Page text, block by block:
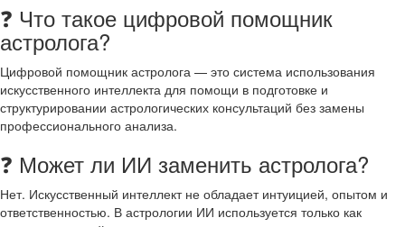
❓ Что такое цифровой помощник
астролога?
Цифровой помощник астролога — это система использования
искусственного интеллекта для помощи в подготовке и
структурировании астрологических консультаций без замены
профессионального анализа.
❓ Может ли ИИ заменить астролога?
Нет. Искусственный интеллект не обладает интуицией, опытом и
ответственностью. В астрологии ИИ используется только как